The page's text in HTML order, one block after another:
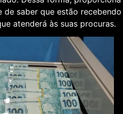
saber que estão recebendo
atenderá às suas procuras.